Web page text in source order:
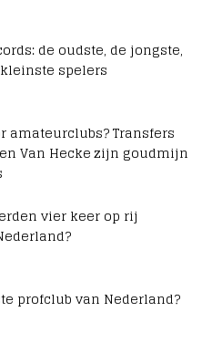
de oudste, de jongste,
spelers
amateurclubs? Transfers
Van Hecke zijn goudmijn
vier keer op rij
profclub van Nederland?